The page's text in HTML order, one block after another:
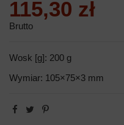
115,30 zł
Brutto
Wosk [g]: 200 g
Wymiar: 105×75×3 mm